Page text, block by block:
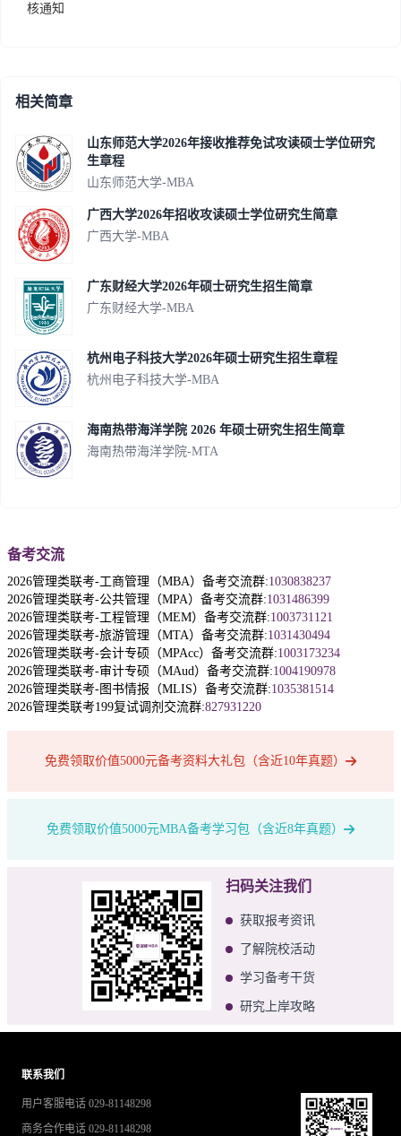
核通知
相关简章
山东师范大学2026年接收推荐免试攻读硕士学位研究
生章程
山东师范大学-MBA
广西大学2026年招收攻读硕士学位研究生简章
广西大学-MBA
广东财经大学2026年硕士研究生招生简章
广东财经大学-MBA
杭州电子科技大学2026年硕士研究生招生章程
杭州电子科技大学-MBA
海南热带海洋学院 2026 年硕士研究生招生简章
海南热带海洋学院-MTA
备考交流
2026管理类联考-工商管理（MBA）备考交流群:1030838237
2026管理类联考-公共管理（MPA）备考交流群:1031486399
2026管理类联考-工程管理（MEM）备考交流群:1003731121
2026管理类联考-旅游管理（MTA）备考交流群:1031430494
2026管理类联考-会计专硕（MPAcc）备考交流群:1003173234
2026管理类联考-审计专硕（MAud）备考交流群:1004190978
2026管理类联考-图书情报（MLIS）备考交流群:1035381514
2026管理类联考199复试调剂交流群:827931220
免费领取价值5000元备考资料大礼包（含近10年真题）
免费领取价值5000元MBA备考学习包（含近8年真题）
扫码关注我们
获取报考资讯
了解院校活动
学习备考干货
研究上岸攻略
联系我们
用户客服电话 029-81148298
商务合作电话 029-81148298